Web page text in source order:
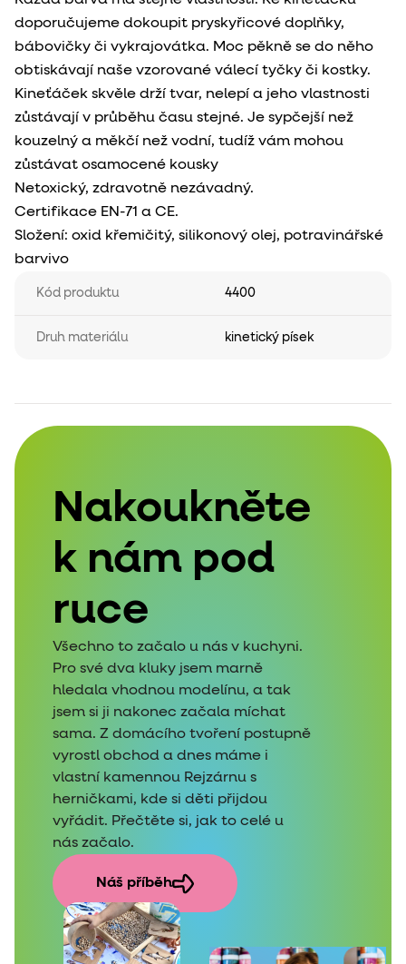
doporučujeme dokoupit pryskyřicové doplňky,
bábovičky či vykrajovátka. Moc pěkně se do něho
obtiskávají naše vzorované válecí tyčky či kostky.
Kineťáček skvěle drží tvar, nelepí a jeho vlastnosti
zůstávají v průběhu času stejné. Je sypčejší než
kouzelný a měkčí než vodní, tudíž vám mohou
zůstávat osamocené kousky
Netoxický, zdravotně nezávadný.
Certifikace EN-71 a CE.
Složení: oxid křemičitý, silikonový olej, potravinářské
barvivo
Kód produktu 4400
Druh materiálu kinetický písek
Nakoukněte
k nám pod
ruce
Všechno to začalo u nás v kuchyni.
Pro své dva kluky jsem marně
hledala vhodnou modelínu, a tak
jsem si ji nakonec začala míchat
sama. Z domácího tvoření postupně
vyrostl obchod a dnes máme i
vlastní kamennou Rejzárnu s
herničkami, kde si děti přijdou
vyřádit. Přečtěte si, jak to celé u
nás začalo.
Náš příběh